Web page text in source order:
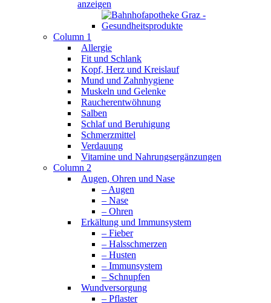
anzeigen
Column 1
Allergie
Fit und Schlank
Kopf, Herz und Kreislauf
Mund und Zahnhygiene
Muskeln und Gelenke
Raucherentwöhnung
Salben
Schlaf und Beruhigung
Schmerzmittel
Verdauung
Vitamine und Nahrungsergänzungen
Column 2
Augen, Ohren und Nase
– Augen
– Nase
– Ohren
Erkältung und Immunsystem
– Fieber
– Halsschmerzen
– Husten
– Immunsystem
– Schnupfen
Wundversorgung
– Pflaster